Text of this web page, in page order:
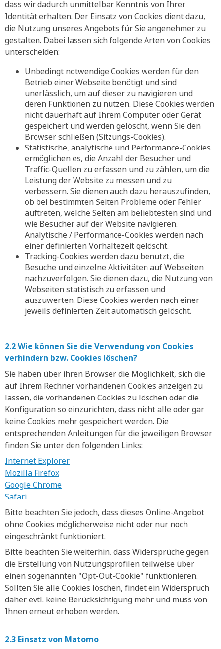
dass wir dadurch unmittelbar Kenntnis von Ihrer
Identität erhalten. Der Einsatz von Cookies dient dazu,
die Nutzung unseres Angebots für Sie angenehmer zu
gestalten. Dabei lassen sich folgende Arten von Cookies
unterscheiden:
Unbedingt notwendige Cookies werden für den
Betrieb einer Webseite benötigt und sind
unerlässlich, um auf dieser zu navigieren und
deren Funktionen zu nutzen. Diese Cookies werden
nicht dauerhaft auf Ihrem Computer oder Gerät
gespeichert und werden gelöscht, wenn Sie den
Browser schließen (Sitzungs-Cookies).
Statistische, analytische und Performance-Cookies
ermöglichen es, die Anzahl der Besucher und
Traffic-Quellen zu erfassen und zu zählen, um die
Leistung der Website zu messen und zu
verbessern. Sie dienen auch dazu herauszufinden,
ob bei bestimmten Seiten Probleme oder Fehler
auftreten, welche Seiten am beliebtesten sind und
wie Besucher auf der Website navigieren.
Analytische / Performance-Cookies werden nach
einer definierten Vorhaltezeit gelöscht.
Tracking-Cookies werden dazu benutzt, die
Besuche und einzelne Aktivitäten auf Webseiten
nachzuverfolgen. Sie dienen dazu, die Nutzung von
Webseiten statistisch zu erfassen und
auszuwerten. Diese Cookies werden nach einer
jeweils definierten Zeit automatisch gelöscht.
2.2 Wie können Sie die Verwendung von Cookies
verhindern bzw. Cookies löschen?
Sie haben über ihren Browser die Möglichkeit, sich die
auf Ihrem Rechner vorhandenen Cookies anzeigen zu
lassen, die vorhandenen Cookies zu löschen oder die
Konfiguration so einzurichten, dass nicht alle oder gar
keine Cookies mehr gespeichert werden. Die
entsprechenden Anleitungen für die jeweiligen Browser
finden Sie unter den folgenden Links:
Internet Explorer
Mozilla Firefox
Google Chrome
Safari
Bitte beachten Sie jedoch, dass dieses Online-Angebot
ohne Cookies möglicherweise nicht oder nur noch
eingeschränkt funktioniert.
Bitte beachten Sie weiterhin, dass Widersprüche gegen
die Erstellung von Nutzungsprofilen teilweise über
einen sogenannten "Opt-Out-Cookie" funktionieren.
Sollten Sie alle Cookies löschen, findet ein Widerspruch
daher evtl. keine Berücksichtigung mehr und muss von
Ihnen erneut erhoben werden.
2.3 Einsatz von Matomo